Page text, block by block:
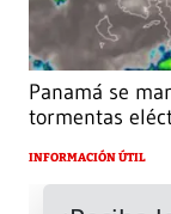
Panamá se
tormentas
INFORMACIÓN ÚTIL